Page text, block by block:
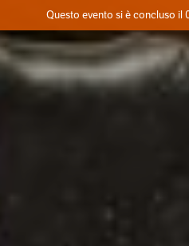
Contatta
Questo evento si è concluso il